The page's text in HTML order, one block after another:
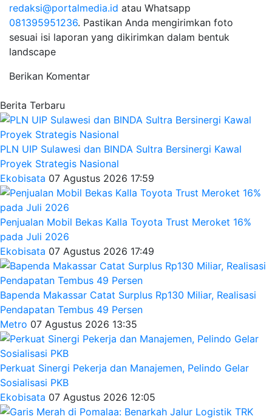
redaksi@portalmedia.id atau Whatsapp
081395951236. Pastikan Anda mengirimkan foto
sesuai isi laporan yang dikirimkan dalam bentuk
landscape
Berikan Komentar
Berita Terbaru
PLN UIP Sulawesi dan BINDA Sultra Bersinergi Kawal
Proyek Strategis Nasional
Ekobisata 07 Agustus 2026 17:59
Penjualan Mobil Bekas Kalla Toyota Trust Meroket 16%
pada Juli 2026
Ekobisata 07 Agustus 2026 17:49
Bapenda Makassar Catat Surplus Rp130 Miliar, Realisasi
Pendapatan Tembus 49 Persen
Metro 07 Agustus 2026 13:35
Perkuat Sinergi Pekerja dan Manajemen, Pelindo Gelar
Sosialisasi PKB
Ekobisata 07 Agustus 2026 12:05